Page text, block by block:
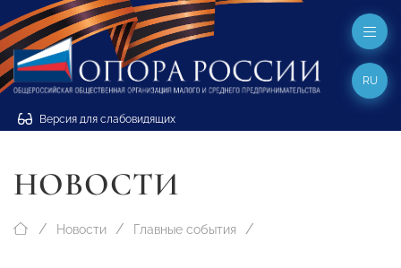
Версия для слабовидящих
RU
НОВОСТИ
Новости Главные события